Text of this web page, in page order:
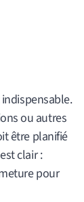
ou autres
être planifié
clair :
pour